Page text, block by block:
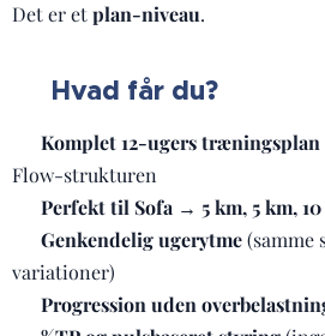
Det er etplan-niveau.
Hvad får du?
Komplet 12-ugers træningsplan
Flow-strukturen
Perfekt til Sofa → 5 km, 5 km,
Genkendelig ugerytme(samme
variationer)
Progression uden